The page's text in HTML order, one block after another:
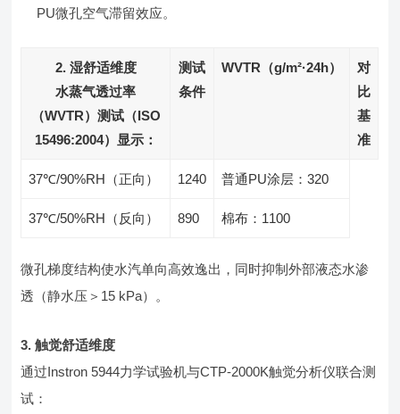
PU微孔空气滞留效应。
2. 湿舒适维度
水蒸气透过率
（WVTR）测试（ISO
15496:2004）显示：
测试
条件
WVTR（g/m²·24h）
对
比
基
准
37℃/90%RH（正向） 1240 普通PU涂层：320
37℃/50%RH（反向） 890 棉布：1100
微孔梯度结构使水汽单向高效逸出，同时抑制外部液态水渗
透（静水压＞15 kPa）。
3. 触觉舒适维度
通过Instron 5944力学试验机与CTP-2000K触觉分析仪联合测
试：